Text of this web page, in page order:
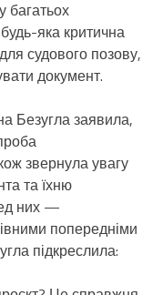
багатьох
будь-яка критична
судового позову,
документ.
Безугла заявила,
звернула увагу
та їхню
них —
попередніми
підкреслила: